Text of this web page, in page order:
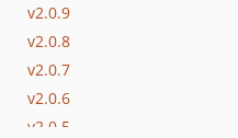
v2.0.9
v2.0.8
v2.0.7
v2.0.6
v2.0.5